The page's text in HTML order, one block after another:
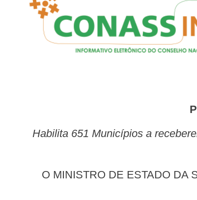
Habilita 651 Municípios a receberem recursos destinados ao Programa Nacional de Qualificação da Assistência Farmacêutica
O MINISTRO DE ESTADO DA SAÚDE, no uso das atribuições que lhe confere o art. 87, parágrafo único, incisos I e II, da